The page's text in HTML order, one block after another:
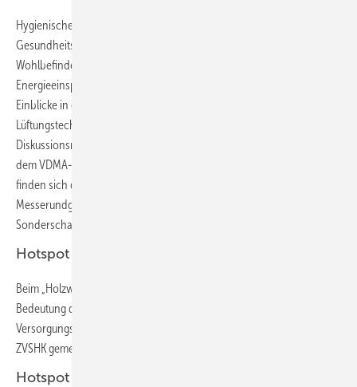
Hygienische Luftversorgung in Gebäuden verringert
Gesundheitsrisiken und fördert Leistungsfähigkeit sowie
Wohlbefinden. Auch zur Senkung der CO
Energieeinsparen kann Lufttechnik einen wichtigen Beitrag leisten.
Einblicke in die aktuellen Themen und Trends der Kälte-, Klima- und
Lüftungstechnik gibt es im „Indoor-Air Forum“ in Halle 8 mit
Diskussionsrunden und Vorträgen von FGK, EVIA, REHVA, VDKF und
dem VDMA-Fachverband Allgemeine Lufttechnik. Ebenfalls in Halle 8
finden sich die Sonderschau Schullüftung, die auch Startpunkt von
Messerundgängen zur Lüftung in Bildungsstätten ist, sowie die
Sonderschau Wohnungslüftung.
Hotspot Holzwärme
Beim „Holzwärme Forum“ in Halle 11.0 dreht sich alles um die
Bedeutung der Energieressource Holz für den Klimaschutz und die
Versorgungssicherheit. Den Expertentreffpunkt richten BDH und
ZVSHK gemeinsam mit weiteren Partnern aus dem Bereich aus.
Hotspot Building Technology